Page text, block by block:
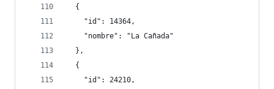
  {
    "id": 14364,
    "nombre": "La Cañada"
  },
  {
    "id": 24210,